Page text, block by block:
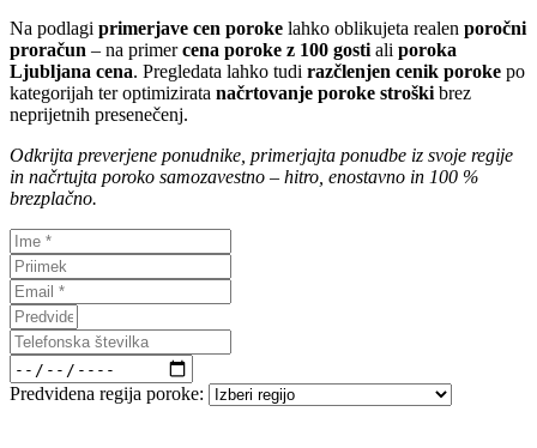
Na podlagi primerjave cen poroke lahko oblikujeta realen poročni
proračun – na primercena poroke z 100 gosti ali poroka
Ljubljana cena. Pregledata lahko tudi razčlenjen cenik poroke po
kategorijah ter optimizirata načrtovanje poroke stroški brez
neprijetnih presenečenj.
Odkrijta preverjene ponudnike, primerjajta ponudbe iz svoje regije
in načrtujta poroko samozavestno – hitro, enostavno in 100 %
brezplačno.
Predvidena regija poroke: